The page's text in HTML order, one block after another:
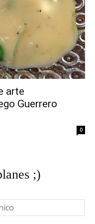
arte
Guerrero
0
;)